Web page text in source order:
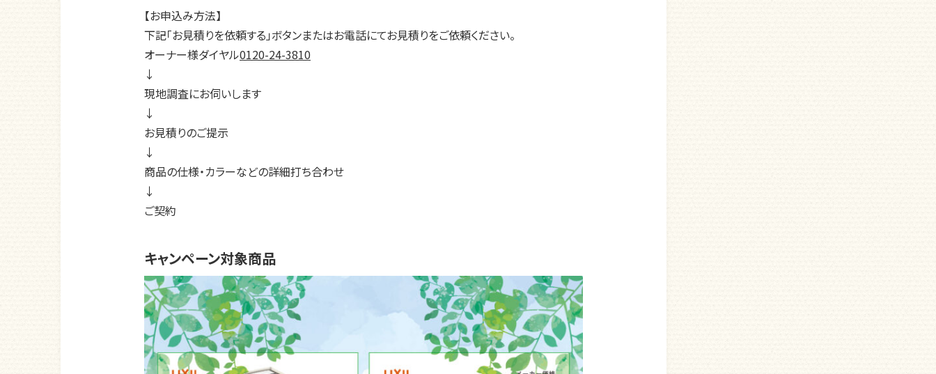
【お申込み方法】
下記「お見積りを依頼する」ボタンまたはお電話にてお見積りをご依頼ください。
オーナー様ダイヤル0120-24-3810
↓
現地調査にお伺いします
↓
お見積りのご提示
↓
商品の仕様・カラーなどの詳細打ち合わせ
↓
ご契約
キャンペーン対象商品